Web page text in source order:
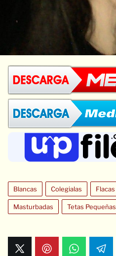
Blancas Colegialas Flacas
Masturbadas Tetas Pequeñas